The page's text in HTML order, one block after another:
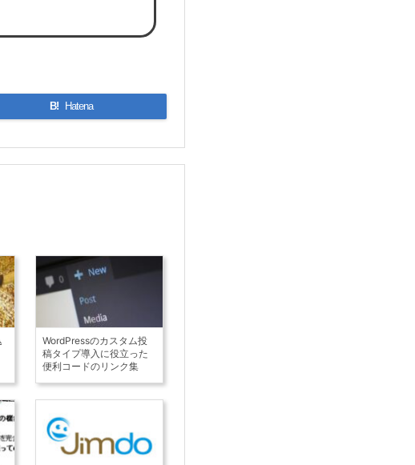
B! Hatena
WordPressのカスタム投
稿タイプ導入に役立った
便利コードのリンク集